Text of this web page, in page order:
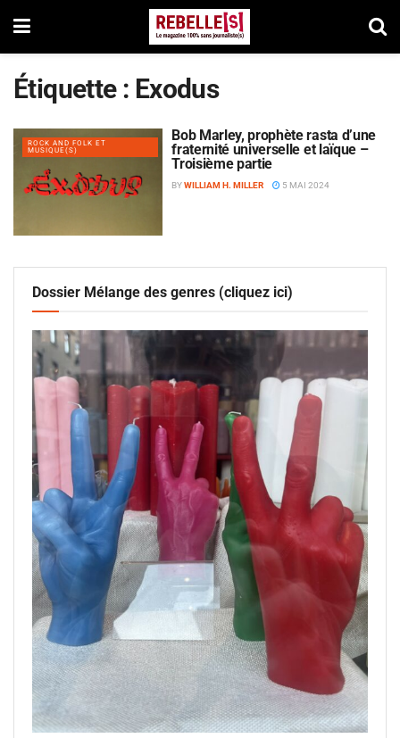
Étiquette : Exodus
ROCK AND FOLK ET
MUSIQUE(S)
Bob Marley, prophète rasta d’une
fraternité universelle et laïque –
Troisième partie
BYWILLIAM H. MILLER 5 MAI 2024
Dossier Mélange des genres (cliquez ici)